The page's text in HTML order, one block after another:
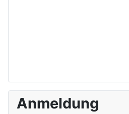
Anmeldung